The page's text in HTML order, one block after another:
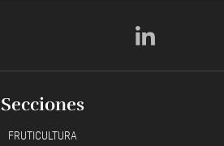
Secciones
FRUTICULTURA